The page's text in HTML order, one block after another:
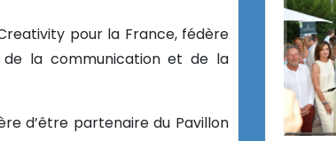
pour la France, fédère
de la communication et de la
d’être partenaire du Pavillon